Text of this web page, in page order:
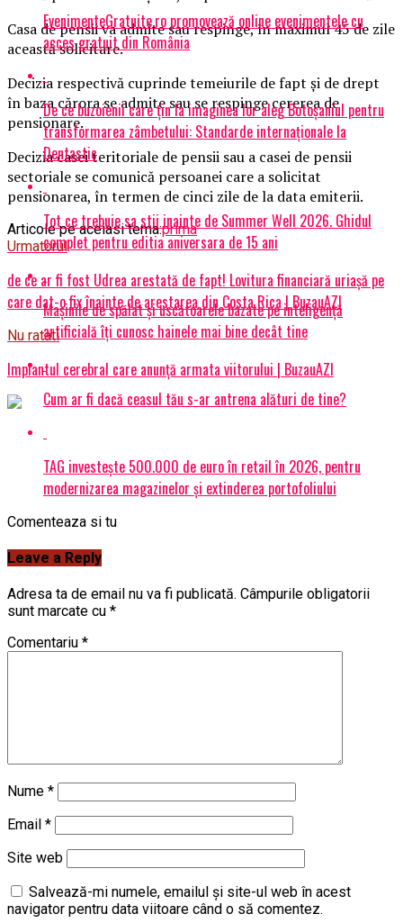
Casa de pensii va admite sau respinge, în maximul 45 de zile
această solicitare.
Decizia respectivă cuprinde temeiurile de fapt şi de drept
în baza cărora se admite sau se respinge cererea de
pensionare.
Decizia casei teritoriale de pensii sau a casei de pensii
sectoriale se comunică persoanei care a solicitat
pensionarea, în termen de cinci zile de la data emiterii.
Articole pe aceiasi tema:prima
Urmatorul
de ce ar fi fost Udrea arestată de fapt! Lovitura financiară uriașă pe
care dat-o fix înainte de arestarea din Costa Rica | BuzauAZI
Nu ratati
Implantul cerebral care anunță armata viitorului | BuzauAZI
EvenimenteGratuite.ro promovează online evenimentele cu
acces gratuit din România
De ce buzoienii care țin la imaginea lor aleg Botoșaniul pentru
transformarea zâmbetului: Standarde internaționale la
Dentastic
Tot ce trebuie sa stii inainte de Summer Well 2026. Ghidul
complet pentru editia aniversara de 15 ani
Mașinile de spălat și uscătoarele bazate pe inteligență
artificială îți cunosc hainele mai bine decât tine
Cum ar fi dacă ceasul tău s-ar antrena alături de tine?
TAG investește 500.000 de euro în retail în 2026, pentru
modernizarea magazinelor și extinderea portofoliului
Comenteaza si tu
Leave a Reply
Adresa ta de email nu va fi publicată. Câmpurile obligatorii
sunt marcate cu *
Comentariu *
Nume *
Email *
Site web
Salvează-mi numele, emailul și site-ul web în acest
navigator pentru data viitoare când o să comentez.